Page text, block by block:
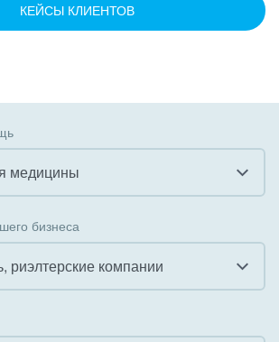
КЕЙСЫ КЛИЕНТОВ
медицины
1С
бизнеса
риэлтерские компании